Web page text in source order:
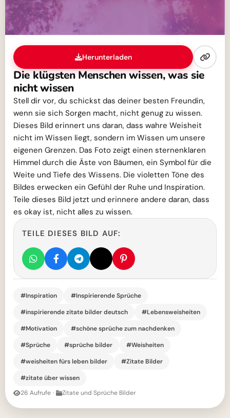
Herunterladen
Die klügsten Menschen wissen, was sie
nicht wissen
Stell dir vor, du schickst das deiner besten Freundin,
wenn sie sich Sorgen macht, nicht genug zu wissen.
Dieses Bild erinnert uns daran, dass wahre Weisheit
nicht im Wissen liegt, sondern im Wissen um unsere
eigenen Grenzen. Das Foto zeigt einen sternenklaren
Himmel durch die Äste von Bäumen, ein Symbol für die
Weite und Tiefe des Wissens. Die violetten Töne des
Bildes erwecken ein Gefühl der Ruhe und Inspiration.
Teile dieses Bild jetzt und erinnere andere daran, dass
es okay ist, nicht alles zu wissen.
TEILE DIESES BILD AUF:
#Inspiration
#Inspirierende Sprüche
#inspirierende zitate bilder deutsch
#Lebensweisheiten
#Motivation
#schöne sprüche zum nachdenken
#Sprüche
#sprüche bilder
#Weisheiten
#weisheiten fürs leben bilder
#Zitate Bilder
#zitate über wissen
26 Aufrufe · Zitate und Sprüche Bilder